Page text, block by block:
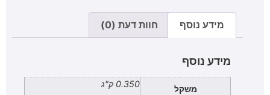
מידע נוסף חוות דעת (0)
מידע נוסף
משקל 0.350 ק"ג